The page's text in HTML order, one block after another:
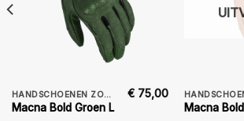
HANDSCHOENEN ZOMER
Macna Bold Groen L
€ 75,00
Macna